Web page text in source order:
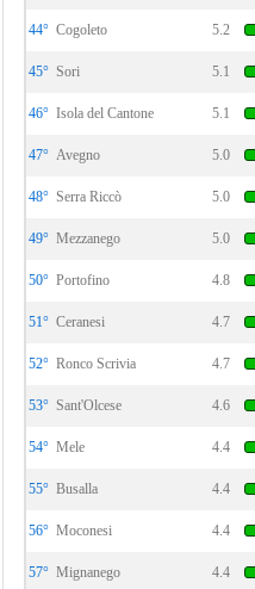
44° Cogoleto 5.2
45° Sori 5.1
46° Isola del Cantone 5.1
47° Avegno 5.0
48° Serra Riccò 5.0
49° Mezzanego 5.0
50° Portofino 4.8
51° Ceranesi 4.7
52° Ronco Scrivia 4.7
53° Sant'Olcese 4.6
54° Mele 4.4
55° Busalla 4.4
56° Moconesi 4.4
57° Mignanego 4.4